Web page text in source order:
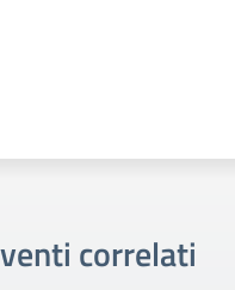
correlati